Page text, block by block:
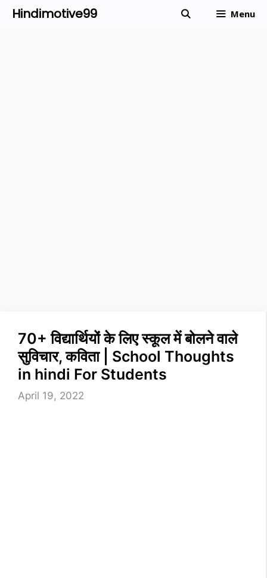
SkipHindimotive99 Menu
70+ विद्यार्थियों के लिए स्कूल में बोलने वाले
सुविचार, कविता | School Thoughts
in hindi For Students
April 19, 2022